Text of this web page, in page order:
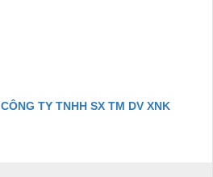
CÔNG TY TNHH SX TM DV XNK